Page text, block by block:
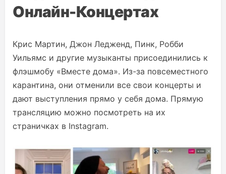
Онлайн-Концертах
Крис Мартин, Джон Ледженд, Пинк, Робби
Уильямс и другие музыканты присоединились к
флэшмобу «Вместе дома». Из-за повсеместного
карантина, они отменили все свои концерты и
дают выступления прямо у себя дома. Прямую
трансляцию можно посмотреть на их
страничках в Instagram.